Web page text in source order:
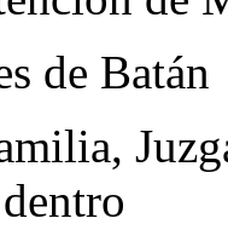
de Batán